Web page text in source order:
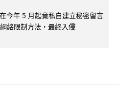
今年 5 月起竟私自建立秘密留言
絡限制方法，最終入侵